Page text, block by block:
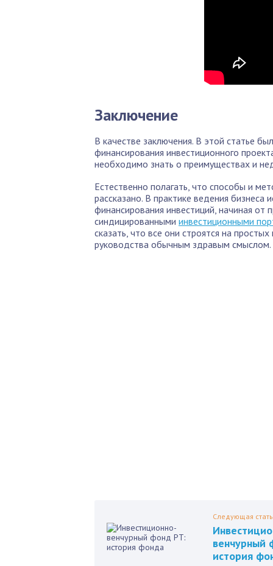
Заключение
В качестве заключения. В этой статье
финансирования инвестиционного
необходимо знать о преимуществах и
Естественно полагать, что способы и
рассказано. В практике ведения бизнеса
финансирования инвестиций, начиная от
синдицированными инвестиционными
сказать, что все они строятся на
руководства обычным здравым смыслом.
Следующая
венчурный
история